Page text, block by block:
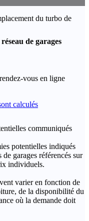
du turbo de
réseau de garages
vous en ligne
calculés
communiqués
potentielles indiqués
garages référencés sur
individuels.
varier en fonction de
de la disponibilité du
où la demande doit